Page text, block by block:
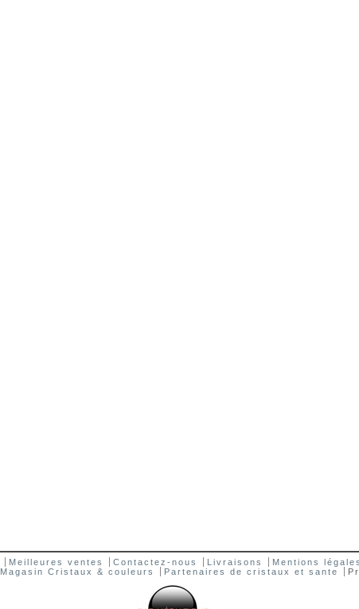
Meilleures ventes Contactez-nous Livraisons Mentions légales
Magasin Cristaux & couleurs Partenaires de cristaux et sante